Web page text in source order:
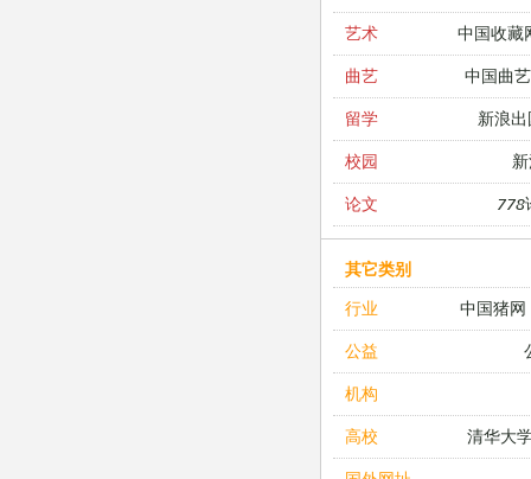
艺术 中国收藏
曲艺 中国曲
留学 新浪
校园
论文 778
其它类别
行业
中国猪网
公益
机构
高校 清华大